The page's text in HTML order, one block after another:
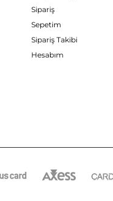
Sipariş
Sepetim
Sipariş Takibi
Hesabım